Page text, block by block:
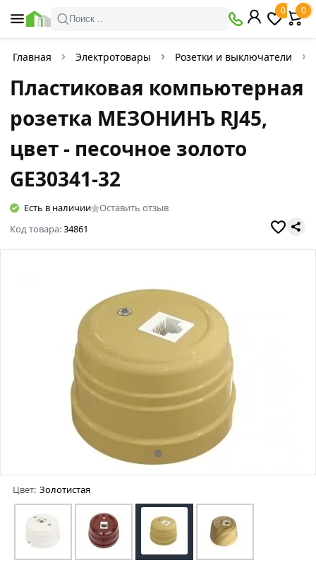
Поиск ..
0 0
Главная Электротовары Розетки и выключатели
Пластиковая компьютерная
розетка МЕЗОНИНЪ RJ45,
цвет - песочное золото
GE30341-32
Есть в наличии
Оставить отзыв
Код товара:34861
Цвет: Золотистая